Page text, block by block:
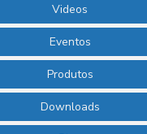
Videos
Eventos
Produtos
Downloads